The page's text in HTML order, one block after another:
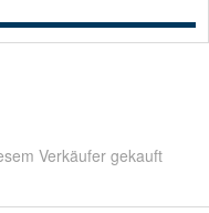
Verkäufer gekauft